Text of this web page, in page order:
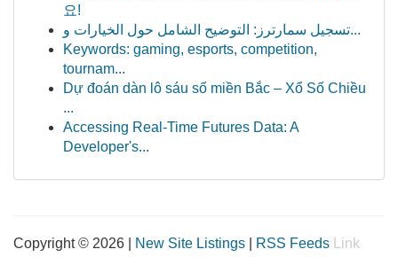
요!
تسجيل سمارترز: التوضيح الشامل حول الخيارات و...
Keywords: gaming, esports, competition,
tournam...
Dự đoán dàn lô sáu số miền Bắc – Xổ Số Chiều
...
Accessing Real-Time Futures Data: A
Developer's...
Copyright © 2026 | New Site Listings RSS Feeds
Link